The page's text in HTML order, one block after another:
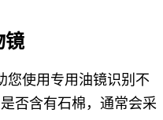
镜
您使用专用油镜识别不
否含有石棉，通常会采